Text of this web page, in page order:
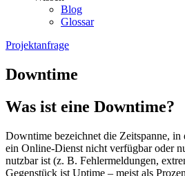
Blog
Glossar
Projektanfrage
Downtime
Was ist eine Downtime?
Downtime bezeichnet die Zeitspanne, in
ein Online-Dienst nicht verfügbar oder
nutzbar ist (z. B. Fehlermeldungen,
Gegenstück ist Uptime – meist als